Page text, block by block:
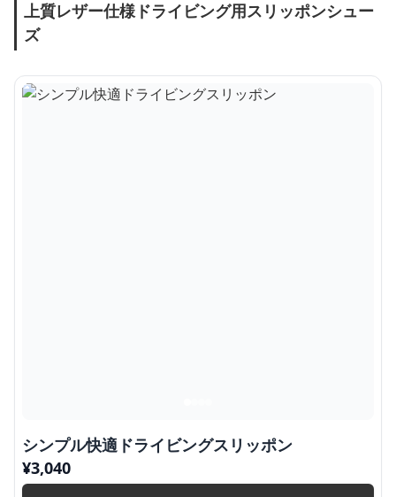
上質レザー仕様ドライビング用スリッポンシュー
ズ
シンプル快適ドライビングスリッポン
¥3,040